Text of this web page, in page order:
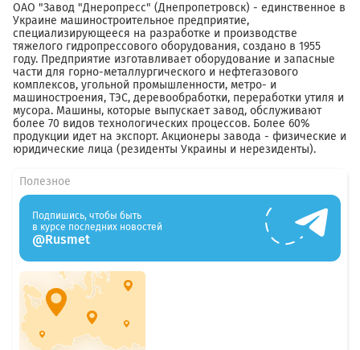
ОАО "Завод "Днеропресс" (Днепропетровск) - единственное в
Украине машиностроительное предприятие,
специализирующееся на разработке и производстве
тяжелого гидропрессового оборудования, создано в 1955
году. Предприятие изготавливает оборудование и запасные
части для горно-металлургического и нефтегазового
комплексов, угольной промышленности, метро- и
машиностроения, ТЭС, деревообработки, переработки утиля и
мусора. Машины, которые выпускает завод, обслуживают
более 70 видов технологических процессов. Более 60%
продукции идет на экспорт. Акционеры завода - физические и
юридические лица (резиденты Украины и нерезиденты).
Полезное
Подпишись, чтобы быть
в курсе последних новостей
@Rusmet